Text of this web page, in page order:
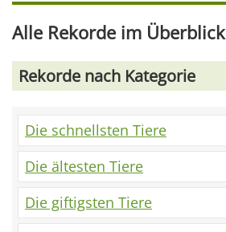
Alle Rekorde im Überblick
Rekorde nach Kategorie
Die schnellsten Tiere
Die ältesten Tiere
Die giftigsten Tiere